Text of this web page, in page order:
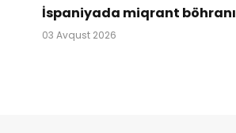
İspaniyada miqrant
03 Avqust 2026